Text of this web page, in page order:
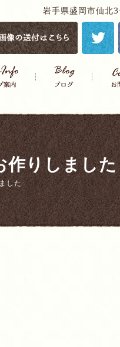
岩手県盛岡市仙北
作りしました
した